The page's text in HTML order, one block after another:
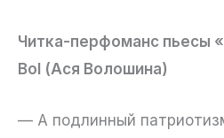
Читка-перфоманс пьесы
Bol (Ася Волошина)
— А подлинный